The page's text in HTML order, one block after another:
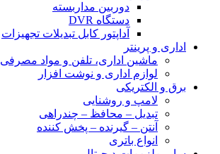
دوربین مداربسته
دستگاه DVR
آداپتور کابل تبدیلات تجهیزات
اداری و پرینتر
ماشین اداری، تلفن و مواد مصرفی
لوازم اداری و نوشت افزار
برق و الکتریکی
لامپ و روشنایی
تبدیل – محافظ – چندراهی
آنتن – گیرنده – پخش کننده
انواع باتری